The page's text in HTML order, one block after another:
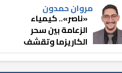
مروان حمدون
«ناصر».. كيمياء
الزعامة بين سحر
الكاريزما وتقشف
الثائر